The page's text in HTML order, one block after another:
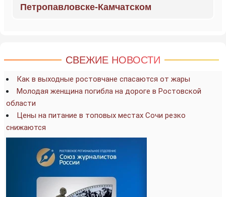
Петропавловске-Камчатском
СВЕЖИЕ НОВОСТИ
Как в выходные ростовчане спасаются от жары
Молодая женщина погибла на дороге в Ростовской
области
Цены на питание в топовых местах Сочи резко
снижаются